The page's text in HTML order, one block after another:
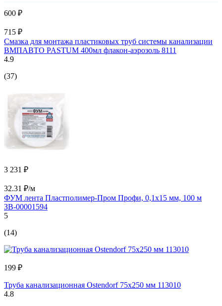
600 ₽
715 ₽
Смазка для монтажа пластиковых труб системы канализации
ВМПАВТО PASTUM 400мл флакон-аэрозоль 8111
4.9
(37)
3 231 ₽
32.31 ₽/м
ФУМ лента Пластполимер-Пром Профи, 0,1х15 мм, 100 м
ЗВ-00001594
5
(14)
199 ₽
Труба канализационная Ostendorf 75х250 мм 113010
4.8